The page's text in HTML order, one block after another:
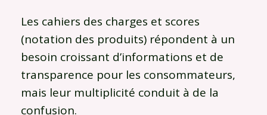
Les cahiers des charges et scores
(notation des produits) répondent à un
besoin croissant d’informations et de
transparence pour les consommateurs,
mais leur multiplicité conduit à de la
confusion.